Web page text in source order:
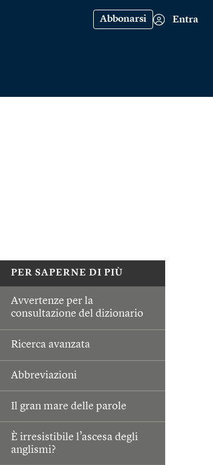
Abbonarsi Entra
PER SAPERNE DI PIÙ
Avvertenze per la
consultazione del dizionario
Ricerca avanzata
Abbreviazioni
Il gran mare delle parole
È irresistibile l’ascesa degli
anglismi?